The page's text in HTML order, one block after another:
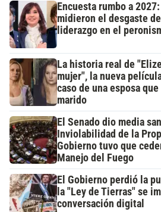
Encuesta rumbo a
midieron el desgaste
liderazgo en el
La historia real de
mujer", la nueva
caso de una esposa
marido
El Senado dio media
Inviolabilidad de la
Gobierno tuvo que
Manejo del Fuego
El Gobierno perdió la
la "Ley de Tierras" se
conversación digital